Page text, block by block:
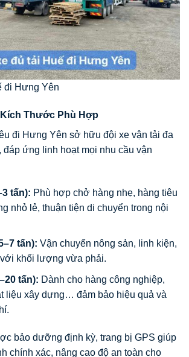
đi Hưng Yên
Kích Thước Phù Hợp
đi Hưng Yên sở hữu đội xe vận tải đa
đáp ứng linh hoạt mọi nhu cầu vận
tấn): Phù hợp chở hàng nhẹ, hàng tiêu
nhỏ lẻ, thuận tiện di chuyển trong nội
tấn): Vận chuyển nông sản, linh kiện,
khối lượng vừa phải.
tấn): Dành cho hàng công nghiệp,
liệu xây dựng… đảm bảo hiệu quả và
bảo dưỡng định kỳ, trang bị GPS giúp
chính xác, nâng cao độ an toàn cho